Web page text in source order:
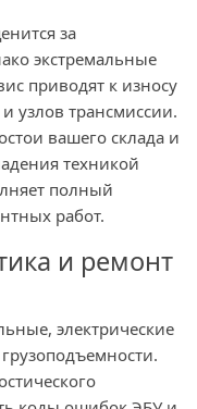
за
экстремальные
приводят к износу
узлов трансмиссии.
вашего склада и
техникой
полный
работ.
и ремонт
электрические